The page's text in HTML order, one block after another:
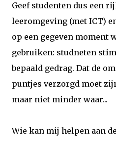
Geef studenten dus een
leeromgeving (met ICT)
op een gegeven moment
gebruiken: studneten
bepaald gedrag. Dat de
puntjes verzorgd moet
maar niet minder waar...
Wie kan mij helpen aan